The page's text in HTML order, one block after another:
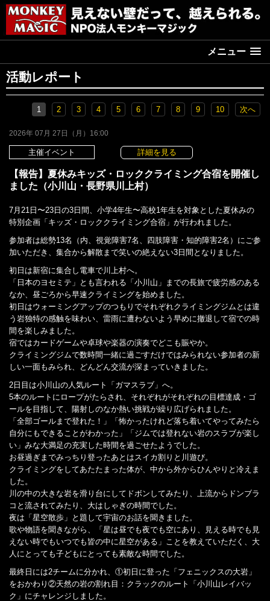
メニュー
活動レポート
1 2 3 4 5 6 7 8 9 10 次へ
2026年 07月 27日（月）16:00
主催イベント 詳細を見る
【報告】夏休みキッズ・ロッククライミング合宿を開催し
ました（小川山・長野県川上村）
7月21日〜23日の3日間、小学4年生〜高校1年生を対象とした夏休みの
特別企画「キッズ・ロッククライミング合宿」が行われました。
参加者は総勢13名（内、視覚障害7名、四肢障害・知的障害2名）にご参
加いただき、集合から解散まで笑いの絶えない3日間となりました。
初日は新宿に集合し電車で川上村へ。
「日本のヨセミテ」とも言われる「小川山」までの長旅で疲労感のある
なか、昼ごろから早速クライミングを始めました。
初日はウォーミングアップのつもりでそれぞれクライミングジムとは違
う岩独特の感触を味わい、雷雨に遭わないよう早めに撤退して宿での時
間を楽しみました。
宿ではカードゲームや卓球や楽器の演奏でどこも賑やか。
クライミングジムで数時間一緒に過ごすだけではみられない参加者の新
しい一面もみられ、どんどん交流が深まっていきました。
2日目は小川山の人気ルート「ガマスラブ」へ。
5本のルートにロープがたらされ、それぞれがそれぞれの目標達成・ゴ
ールを目指して、陽射しのなか熱い挑戦が繰り広げられました。
「全部ゴールまで登れた！」「怖かったけれど落ち着いてやってみたら
自分にもできることがわかった」「ジムでは登れない岩のスラブが楽し
い」みな大満足の充実した時間を過ごせたようでした。
お昼過ぎまでみっちり登ったあとはスイカ割りと川遊び。
クライミングをしてあたたまった体が、中から外からひんやりと冷えま
した。
川の中の大きな岩を滑り台にしてドボンしてみたり、上流からドンブラ
コと流されてみたり、大はしゃぎの時間でした。
夜は「星空散歩」と題して宇宙のお話を聞きました。
歌や物語を聞きながら、「星は昼でも夜でも空にあり、見える時でも見
えない時でもいつでも皆の中に星空がある」ことを教えていただく、大
人にとっても子どもにとっても素敵な時間でした。
最終日には2チームに分かれ、①初日に登った「フェニックスの大岩」
をおかわり②天然の岩の割れ目：クラックのルート「小川山レイバッ
ク」にチャレンジしました。